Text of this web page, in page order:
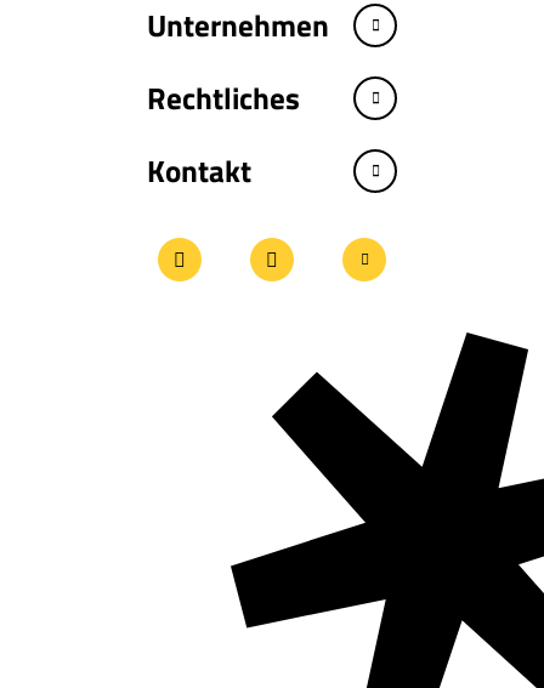
Unternehmen
Rechtliches
Kontakt